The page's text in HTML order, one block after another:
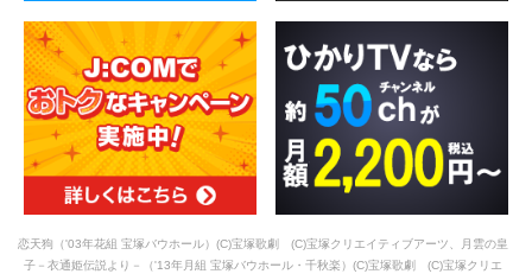
恋天狗（'03年花組 宝塚バウホール）(C)宝塚歌劇 (C)宝塚クリエイティブアーツ、月雲の皇
子－衣通姫伝説より－（'13年月組 宝塚バウホール・千秋楽）(C)宝塚歌劇 (C)宝塚クリエ